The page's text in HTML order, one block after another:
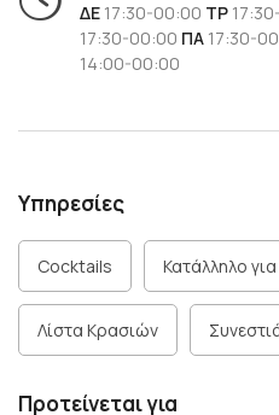
Το Grandpa Trattoriaείναι
απολαύσουν μια γνήσια
, συνδυάζοντας την
ΔΕ 17:30-00:00 ΤΡ
17:30-00:00 ΠΑ 17:30-
14:00-00:00
Υπηρεσίες
Cocktails Κατάλληλο
Λίστα Κρασιών
Προτείνεται για